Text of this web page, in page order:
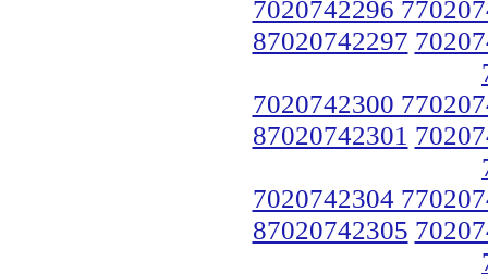
7020742296
87020742297
7020742300
87020742301
7020742304
87020742305